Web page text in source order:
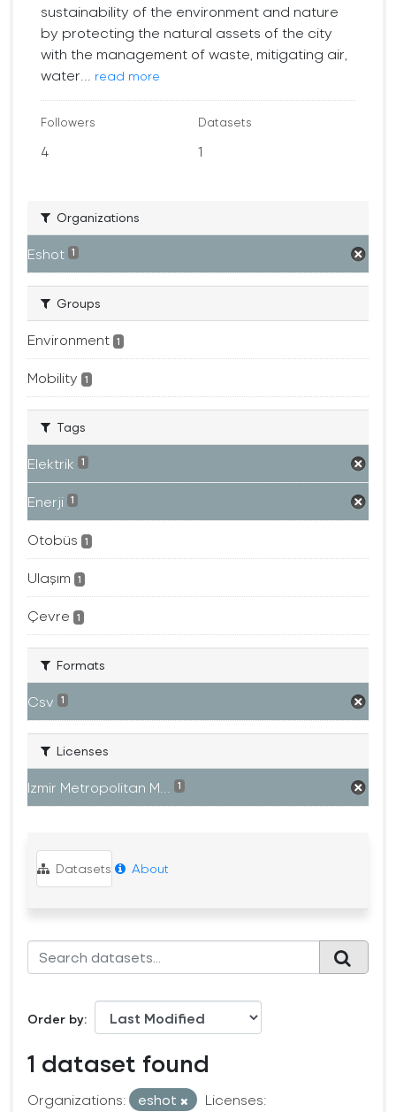
sustainability of the environment and nature
by protecting the natural assets of the city
with the management of waste, mitigating air,
water...
read more
Followers
4
Datasets
1
Organizations
Eshot 1
Groups
Environment 1
Mobility 1
Tags
Elektrik 1
Enerji 1
Otobüs 1
Ulaşım 1
Çevre 1
Formats
Csv 1
Licenses
Izmir Metropolitan M... 1
Datasets About
Order by
1 dataset found
Organizations: eshot
Licenses: